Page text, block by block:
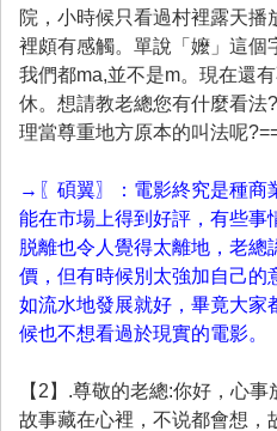
院，小時候只看過村裡露天
裡頗有感觸。單說「嬤」這個
我們都ma,並不是m。現在還
休。想請教老總您有什麼看法
理當尊重地方原本的叫法呢
→〖碩翼〗：電影終究是種商
能在市場上得到好評，有些事
脱離也令人覺得太離地，老總
價，但有時候別太強加自己的
如流水地發展就好，畢竟大家
候也不想看過於現實的電影。
【2】.尊敬的老總:你好，心
故事藏在心裡，不说都會想，